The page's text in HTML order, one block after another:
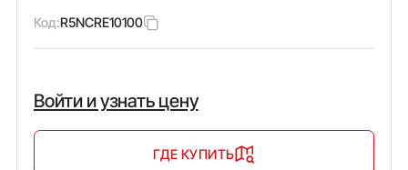
Код:R5NCRE10100
Войти и узнать цену
ГДЕ КУПИТЬ